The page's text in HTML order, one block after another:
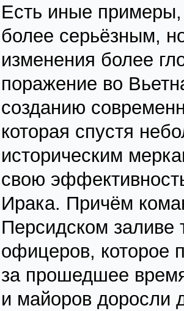
Есть иные примеры,
более серьёзным,
изменения более
поражение во
созданию
которая спустя
историческим
свою
Ирака. Причём
Персидском заливе
офицеров, которое
за прошедшее
и майоров доросли